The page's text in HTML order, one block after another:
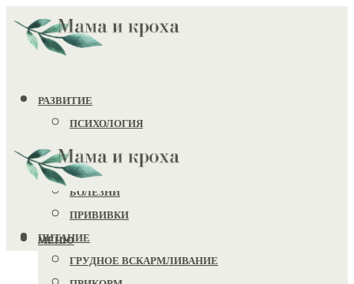
РАЗВИТИЕ
ПСИХОЛОГИЯ
ИГРУШКИ
ЗДОРОВЬЕ
БОЛЕЗНИ
ПРИВИВКИ
ПИТАНИЕ
ГРУДНОЕ ВСКАРМЛИВАНИЕ
МЕНЮ